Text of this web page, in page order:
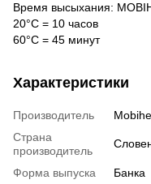
Время высыхания:
20°C = 10 часов
60°C = 45 минут
Характеристики
Производитель
Страна
производитель
Форма выпуска
Банка